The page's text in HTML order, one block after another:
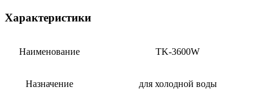
Характеристики
Наименование TK-3600W
Назначение для холодной воды